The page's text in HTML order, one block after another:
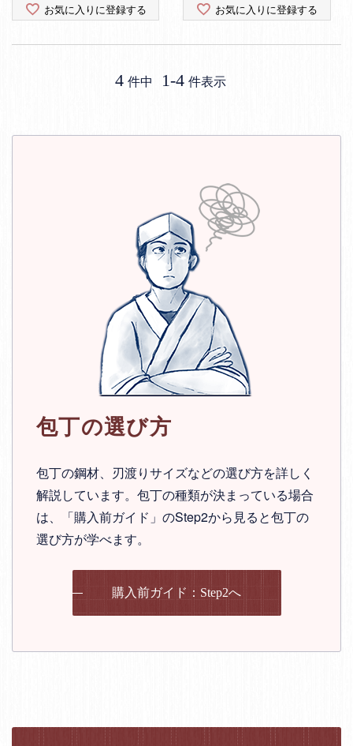
お気に入りに登録する お気に入りに登録する
4 件中 1-4 件表示
包丁の選び方
包丁の鋼材、刃渡りサイズなどの選び方を詳しく
解説しています。包丁の種類が決まっている場合
は、「購入前ガイド」のStep2から見ると包丁の
選び方が学べます。
購入前ガイド：Step2へ